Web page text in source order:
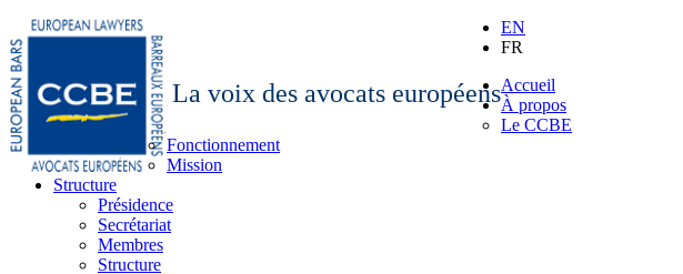
La voix des avocats européens
EN
FR
Accueil
À propos
Le CCBE
Fonctionnement
Mission
Structure
Présidence
Secrétariat
Membres
Structure